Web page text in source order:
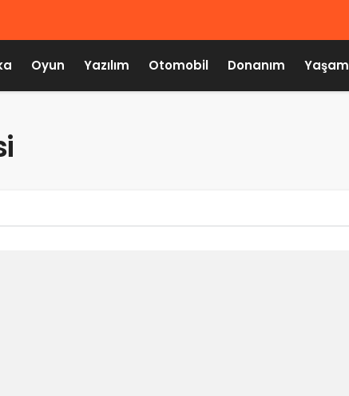
Oyun Yazılım Otomobil Donanım Yaşam